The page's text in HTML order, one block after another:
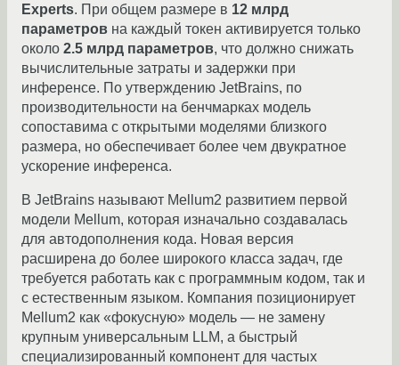
Experts. При общем размере в 12 млрд
параметров на каждый токен активируется только
около 2.5 млрд параметров, что должно снижать
вычислительные затраты и задержки при
инференсе. По утверждению JetBrains, по
производительности на бенчмарках модель
сопоставима с открытыми моделями близкого
размера, но обеспечивает более чем двукратное
ускорение инференса.
В JetBrains называют Mellum2 развитием первой
модели Mellum, которая изначально создавалась
для автодополнения кода. Новая версия
расширена до более широкого класса задач, где
требуется работать как с программным кодом, так и
с естественным языком. Компания позиционирует
Mellum2 как «фокусную» модель — не замену
крупным универсальным LLM, а быстрый
специализированный компонент для частых